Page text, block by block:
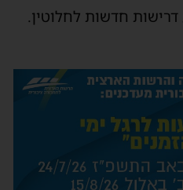
חדשות לחלוטין.